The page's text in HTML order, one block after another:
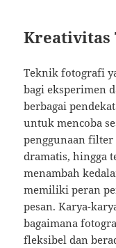
Kreativitas
Teknik fotografi
bagi eksperimen
berbagai
untuk mencoba
penggunaan
dramatis, hingga
menambah
memiliki peran
pesan. Karya-
bagaimana
fleksibel dan